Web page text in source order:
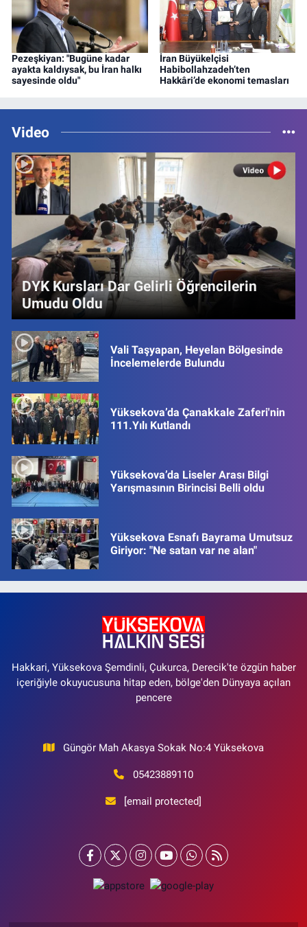
Pezeşkiyan: "Bugüne kadar
ayakta kaldıysak, bu İran halkı
sayesinde oldu"
İran Büyükelçisi
Habibollahzadeh’ten
Hakkâri’de ekonomi temasları
Video
DYK Kursları Dar Gelirli Öğrencilerin
Umudu Oldu
Vali Taşyapan, Heyelan Bölgesinde
İncelemelerde Bulundu
Yüksekova’da Çanakkale Zaferi'nin
111.Yılı Kutlandı
Yüksekova’da Liseler Arası Bilgi
Yarışmasının Birincisi Belli oldu
Yüksekova Esnafı Bayrama Umutsuz
Giriyor: "Ne satan var ne alan"
Hakkari, Yüksekova Şemdinli, Çukurca, Derecik'te özgün haber
içeriğiyle okuyucusuna hitap eden, bölge'den Dünyaya açılan
pencere
Güngör Mah Akasya Sokak No:4 Yüksekova
05423889110
[email protected]